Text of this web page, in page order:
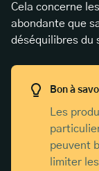
Cela concerne
abondante que
déséquilibres du
Bon à
Les
peuvent
limiter